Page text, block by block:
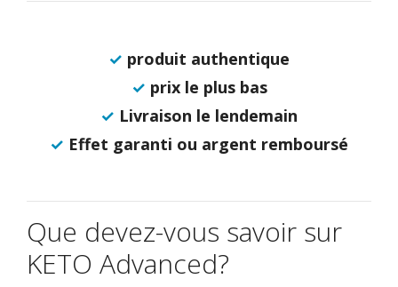
✓ produit authentique
✓ prix le plus bas
✓ Livraison le lendemain
✓ Effet garanti ou argent remboursé
Que devez-vous savoir sur
KETO Advanced?